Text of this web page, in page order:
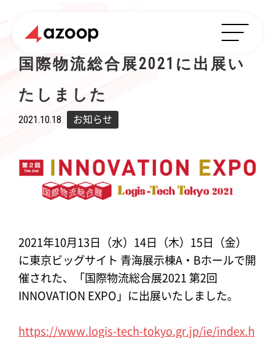
国際物流総合展2021に出展い
たしました
2021.10.18 お知らせ
2021年10月13日（水）14日（木）15日（金）
に東京ビッグサイト 青海展示棟A・Bホールで開
催された、「国際物流総合展2021 第2回
INNOVATION EXPO」に出展いたしました。
https://www.logis-tech-tokyo.gr.jp/ie/index.h